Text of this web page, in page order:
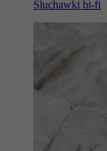
Słuchawki hi-fi